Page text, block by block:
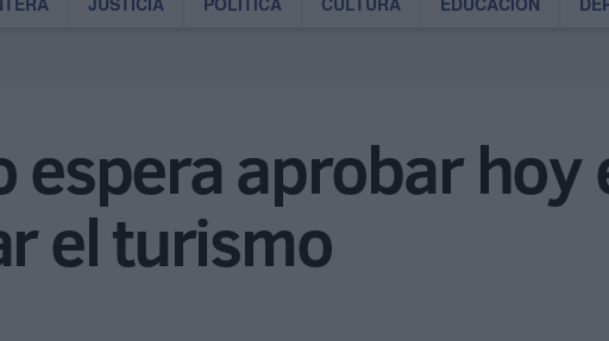
espera aprobar
el turismo